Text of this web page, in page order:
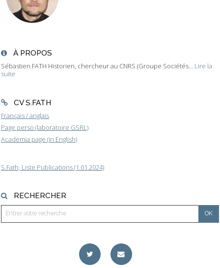
À PROPOS
Sébastien FATH Historien, chercheur au CNRS (Groupe Sociétés... Lire la
suite
CV S.FATH
Français / anglais
Page perso (laboratoire GSRL)
Academia page (in English)
S.Fath, Liste Publications (1.01.2024)
RECHERCHER